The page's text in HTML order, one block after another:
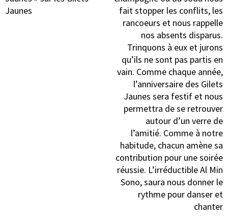
Jaunes
fait stopper les conflits, les
rancoeurs et nous rappelle
nos absents disparus.
Trinquons à eux et jurons
qu’ils ne sont pas partis en
vain. Comme chaque année,
l’anniversaire des Gilets
Jaunes sera festif et nous
permettra de se retrouver
autour d’un verre de
l’amitié. Comme à notre
habitude, chacun amène sa
contribution pour une soirée
réussie. L’irréductible Al Min
Sono, saura nous donner le
rythme pour danser et
chanter